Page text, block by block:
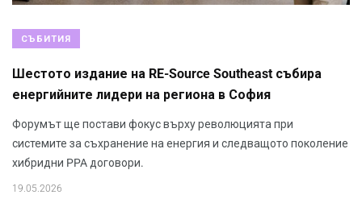
СЪБИТИЯ
Шестото издание на RE-Source Southeast събира
енергийните лидери на региона в София
Форумът ще постави фокус върху революцията при
системите за съхранение на енергия и следващото поколение
хибридни PPA договори.
19.05.2026